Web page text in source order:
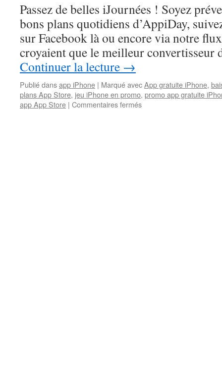
Passez de belles iJournées ! Soyez
bons plans quotidiens d’AppiDay,
sur Facebook là ou encore via notre
croyaient que le meilleur convertisseur
Continuer la lecture →
Publié dansapp iPhone | Marqué avecApp gratuite iPhone,
plans App Store, jeu iPhone en promo, promo app gratuite
app App Store | Commentaires ferméssur